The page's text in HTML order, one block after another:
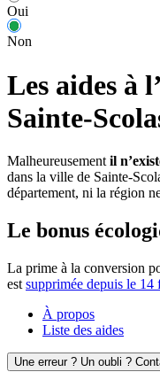
Oui
Non
Les aides à
Sainte-
Malheureusement il
dans la ville de Sainte-
département, ni la région
Le bonus
La prime à la conversion
est supprimée depuis le 14
À propos
Liste des aides
Une erreur ? Un oubli ?